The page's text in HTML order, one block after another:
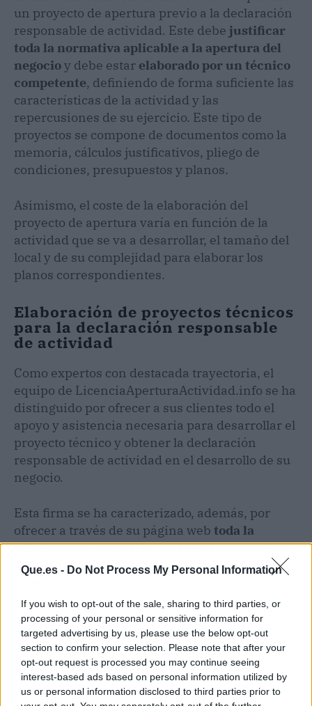
Que.es - Do Not Process My Personal Information
If you wish to opt-out of the sale, sharing to third parties, or
processing of your personal or sensitive information for
targeted advertising by us, please use the below opt-out
section to confirm your selection. Please note that after your
opt-out request is processed you may continue seeing
interest-based ads based on personal information utilized by
us or personal information disclosed to third parties prior to
un proyecto de apertura previo a la declaración
responsable de actividad. Este debe justificar
toda la normativa aplicable a la apertura del
negocioy debe estar elaborado por un técnico
competente, definiendo de forma suficiente las
características de la actividad y las
repercusiones de su ejercicio. Este tipo de
proyectos se compone de documentos como la
memoria, cálculos justificativos, pliego de
condiciones, presupuestos y planos.
Asimismo, el coste de la elaboración del
proyecto de apertura varía en función de la
actividad que se va a desarrollar, el tamaño del
local y de su complejidad para elaborar los
planos correspondientes.
Elaboración de proyectos técnicos
para la declaración responsable
de actividad
Como expertos con destacada trayectoria, el
equipo de LicenciaAperturaActividad.info se ha
distinguido por ofrecer a sus clientes todo el
apoyo y asistencia necesaria para desarrollar el
proyecto técnico y obtener la declaración
responsable de actividad en el desarrollo de su
negocio.
Esta firma se ha caracterizado, además, por
ofrecer a través de su página web toda la
información necesaria para llevar a cabo este
tipo de trámites de forma transparente, rápida
los procesos relacionados con la creación de
empresas y para darse de alta como trabajador
autónomo. Consultar con especialistas como los
de LicenciaAperturaActividad.info puede
resultar muy conveniente para realizar los
trámites relacionados con la licencia de